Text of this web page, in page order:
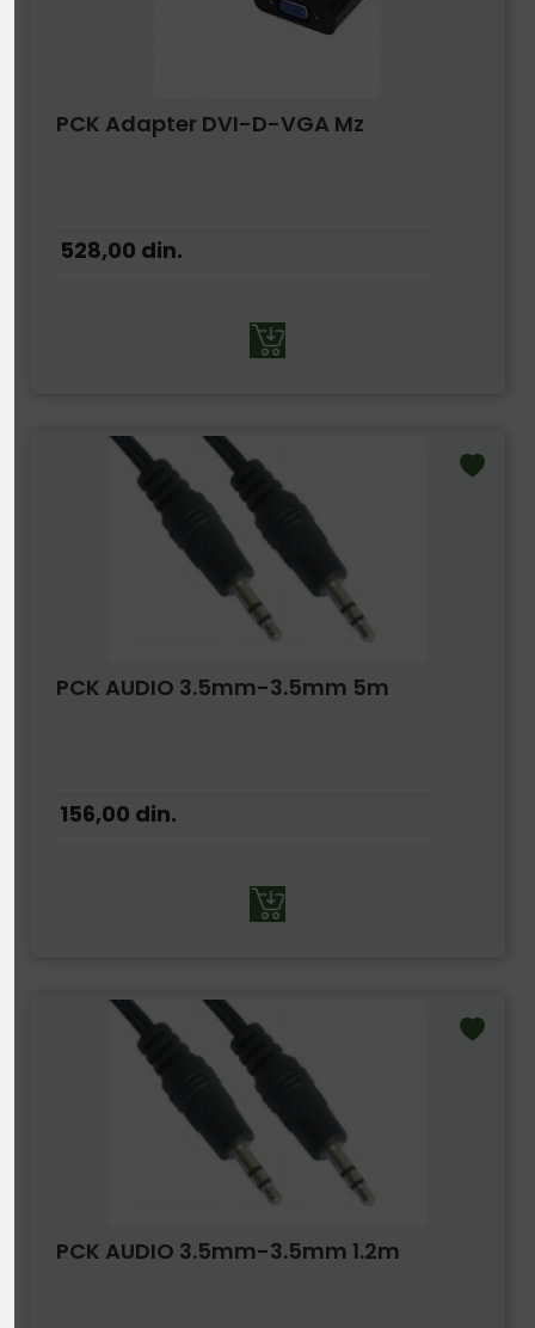
PCK Adapter DVI-D-VGA Mz
528,00 din.
PCK AUDIO 3.5mm-3.5mm 5m
156,00 din.
PCK AUDIO 3.5mm-3.5mm 1.2m